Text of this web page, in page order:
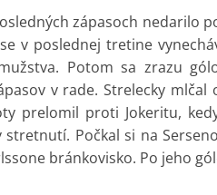
zápasoch nedarilo
v poslednej tretine
Potom sa zrazu
v rade. Strelecky
prelomil proti Jokeritu,
Počkal si na
bránkovisko. Po jeho